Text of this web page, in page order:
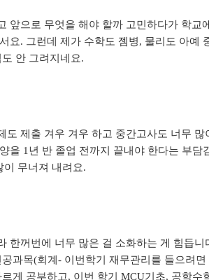
앞으로 무엇을 해야 할까 고민하다가 학교
요. 그런데 제가 수학도 젬병, 물리도 아예
안 그려지네요.
도 제출 겨우 겨우 하고 중간고사도 너무 많
을 1 년 반 졸업 전까지 끝내야 한다는 부담
무너져 내려요.
한꺼번에 너무 많은 걸 소화하는 게 힘듭니
과목(회계- 이번학기 재무관리를 들으려
게 공부하고, 이번 학기 MCU기초, 공학수